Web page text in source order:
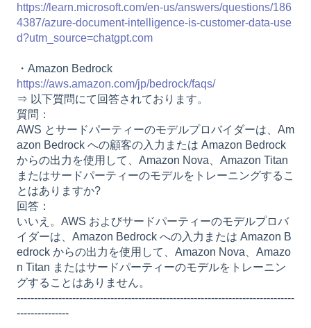
https://learn.microsoft.com/en-us/answers/questions/186
4387/azure-document-intelligence-is-customer-data-use
d?utm_source=chatgpt.com
・Amazon Bedrock
https://aws.amazon.com/jp/bedrock/faqs/
⇒ 以下質問にて回答されております。
質問：
AWS とサードパーティーのモデルプロバイダーは、Am
azon Bedrock への顧客の入力または Amazon Bedrock
からの出力を使用して、Amazon Nova、Amazon Titan
またはサードパーティーのモデルをトレーニングするこ
とはありますか?
回答：
いいえ。AWS およびサードパーティーのモデルプロバ
イダーは、Amazon Bedrock への入力または Amazon B
edrock からの出力を使用して、Amazon Nova、Amazo
n Titan またはサードパーティーのモデルをトレーニン
グすることはありません。
--------------------------------------------------------------------------------
---------------